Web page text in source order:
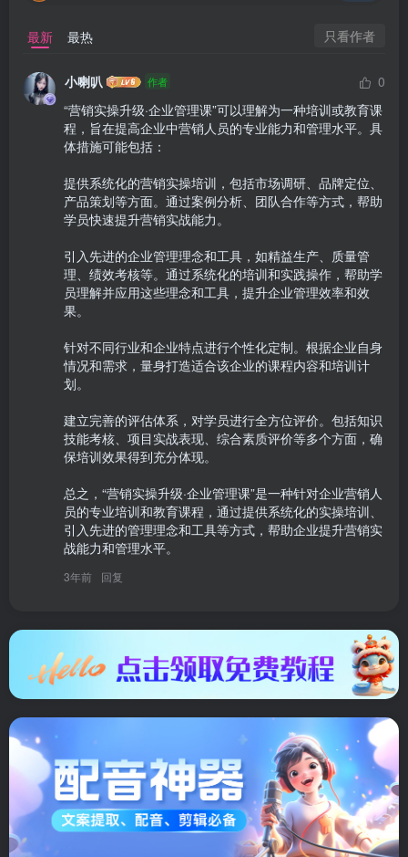
最新 最热 只看作者
小喇叭 作者
0
“营销实操升级·企业管理课”可以理解为一种培训或教育课
程，旨在提高企业中营销人员的专业能力和管理水平。具
体措施可能包括：
提供系统化的营销实操培训，包括市场调研、品牌定位、
产品策划等方面。通过案例分析、团队合作等方式，帮助
学员快速提升营销实战能力。
引入先进的企业管理理念和工具，如精益生产、质量管
理、绩效考核等。通过系统化的培训和实践操作，帮助学
员理解并应用这些理念和工具，提升企业管理效率和效
果。
针对不同行业和企业特点进行个性化定制。根据企业自身
情况和需求，量身打造适合该企业的课程内容和培训计
划。
建立完善的评估体系，对学员进行全方位评价。包括知识
技能考核、项目实战表现、综合素质评价等多个方面，确
保培训效果得到充分体现。
总之，“营销实操升级·企业管理课”是一种针对企业营销人
员的专业培训和教育课程，通过提供系统化的实操培训、
引入先进的管理理念和工具等方式，帮助企业提升营销实
战能力和管理水平。
3年前 回复